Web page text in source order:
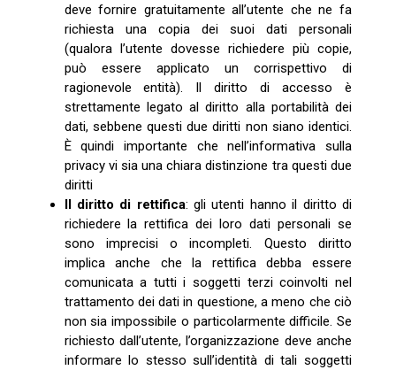
deve fornire gratuitamente all’utente che ne fa
richiesta una copia dei suoi dati personali
(qualora l’utente dovesse richiedere più copie,
può essere applicato un corrispettivo di
ragionevole entità). Il diritto di accesso è
strettamente legato al diritto alla portabilità dei
dati, sebbene questi due diritti non siano identici.
È quindi importante che nell’informativa sulla
privacy vi sia una chiara distinzione tra questi due
diritti
Il diritto di rettifica: gli utenti hanno il diritto di
richiedere la rettifica dei loro dati personali se
sono imprecisi o incompleti. Questo diritto
implica anche che la rettifica debba essere
comunicata a tutti i soggetti terzi coinvolti nel
trattamento dei dati in questione, a meno che ciò
non sia impossibile o particolarmente difficile. Se
richiesto dall’utente, l’organizzazione deve anche
informare lo stesso sull’identità di tali soggetti